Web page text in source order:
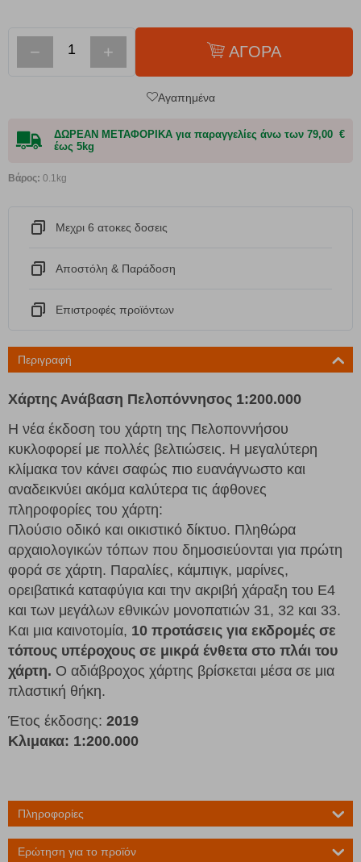
− + ΑΓΟΡΑ
Αγαπημένα
ΔΩΡΕΑΝ ΜΕΤΑΦΟΡΙΚΑ για παραγγελίες άνω των 79,00 €
έως 5kg
Βάρος: 0.1kg
Μεχρι 6 ατοκες δοσεις
Αποστόλη & Παράδοση
Eπιστροφές προϊόντων
Περιγραφή
Χάρτης Ανάβαση Πελοπόννησος 1:200.000
Η νέα έκδοση του χάρτη της Πελοποννήσου
κυκλοφορεί με πολλές βελτιώσεις. Η μεγαλύτερη
κλίμακα τον κάνει σαφώς πιο ευανάγνωστο και
αναδεικνύει ακόμα καλύτερα τις άφθονες
πληροφορίες του χάρτη:
Πλούσιο οδικό και οικιστικό δίκτυο. Πληθώρα
αρχαιολογικών τόπων που δημοσιεύονται για πρώτη
φορά σε χάρτη. Παραλίες, κάμπιγκ, μαρίνες,
ορειβατικά καταφύγια και την ακριβή χάραξη του Ε4
και των μεγάλων εθνικών μονοπατιών 31, 32 και 33.
Και μια καινοτομία, 10 προτάσεις για εκδρομές σε
τόπους υπέροχους σε μικρά ένθετα στο πλάι του
χάρτη. Ο αδιάβροχος χάρτης βρίσκεται μέσα σε μια
πλαστική θήκη.
Έτος έκδοσης: 2019
Κλιμακα: 1:200.000
Πληροφορίες
Ερώτηση για το προϊόν